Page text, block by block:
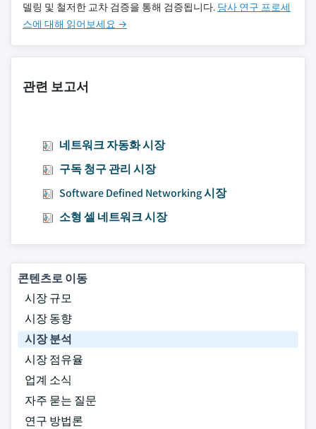
델링 및 철저한 교차 검증을 통해 검증됩니다. 당사 연구 프로세
스에 대해 읽어보세요 →
관련 보고서
네트워크 자동화 시장
구독 청구 관리 시장
Software Defined Networking 시장
소형 셀 네트워크 시장
콘텐츠로 이동
시장 규모
시장 동향
시장 분석
시장 점유율
업계 소식
자주 묻는 질문
연구 방법론